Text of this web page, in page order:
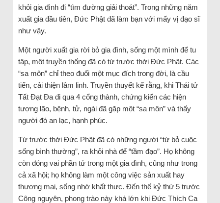
khỏi gia đình đi “tìm đường giải thoát”. Trong những năm
xuất gia đầu tiên, Đức Phật đã làm bạn với mấy vị đạo sĩ
như vậy.
Một người xuất gia rời bỏ gia đình, sống một mình để tu
tập, một truyền thống đã có từ trước thời Đức Phật. Các
“sa môn” chỉ theo đuổi một mục đích trong đời, là cầu
tiến, cải thiện lâm linh. Truyền thuyết kể rằng, khi Thái tử
Tất Đạt Đa đi qua 4 cổng thành, chứng kiến các hiện
tượng lão, bệnh, tử, ngài đã gặp một “sa môn” và thấy
người đó an lạc, hạnh phúc.
Từ trước thời Đức Phật đã có những người “từ bỏ cuộc
sống bình thường”, ra khỏi nhà để “tầm đạo”. Họ không
còn đóng vai phần tử trong một gia đình, cũng như trong
cả xã hội; họ không làm một công việc sản xuất hay
thương mại, sống nhờ khất thực. Đến thế kỷ thứ 5 trước
Công nguyên, phong trào này khá lớn khi Đức Thích Ca